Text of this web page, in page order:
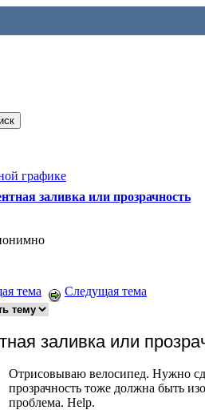
графике
заливка или прозрачность
тема Следущая тема
заливка или
Отрисовываю велосипед. Нужно
прозрачность тоже должна быть
проблема. Help.